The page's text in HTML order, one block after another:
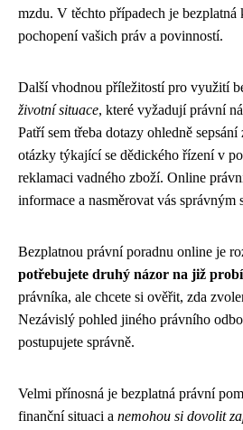
mzdu. V těchto případech je
pochopení vašich práv a povinností.
Další vhodnou příležitostí pro využití
životní situace, které vyžadují právní
Patří sem třeba dotazy ohledně
otázky týkající se dědického řízení v
reklamaci vadného zboží. Online
informace a nasměrovat vás správným
Bezplatnou právní poradnu online je
potřebujete druhý názor na již
právníka, ale chcete si ověřit, zda
Nezávislý pohled jiného právního
postupujete správně.
Velmi přínosná je bezplatná právní
finanční situaci a nemohou si dovolit